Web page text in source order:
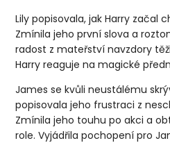
Lily popisovala, jak Harry začal
Zmínila jeho první slova a
radost z mateřství navzdory
Harry reaguje na magické
James se kvůli neustálému
popisovala jeho frustraci z
Zmínila jeho touhu po akci a
role. Vyjádřila pochopení pro